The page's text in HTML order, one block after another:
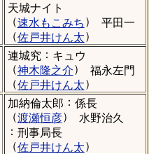
天城ナイト
（速水もこみち ）
平田一
（佐戸井けん太）
連城究 ： キュウ
（神木隆之介）
福永左門
（佐戸井けん太）
加納倫太郎 ： 係長
（渡瀬恒彦）
水野治久
： 刑事局長
（佐戸井けん太）